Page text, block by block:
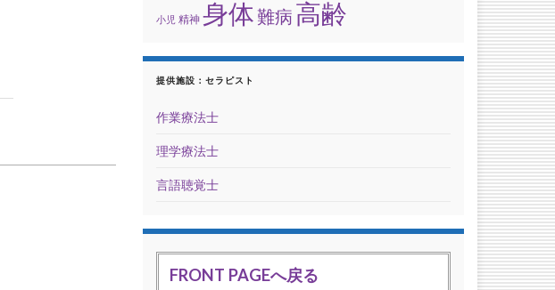
小児 精神 身体難病 高齢
提供施設：セラピスト
作業療法士
理学療法士
言語聴覚士
FRONT PAGEへ戻る